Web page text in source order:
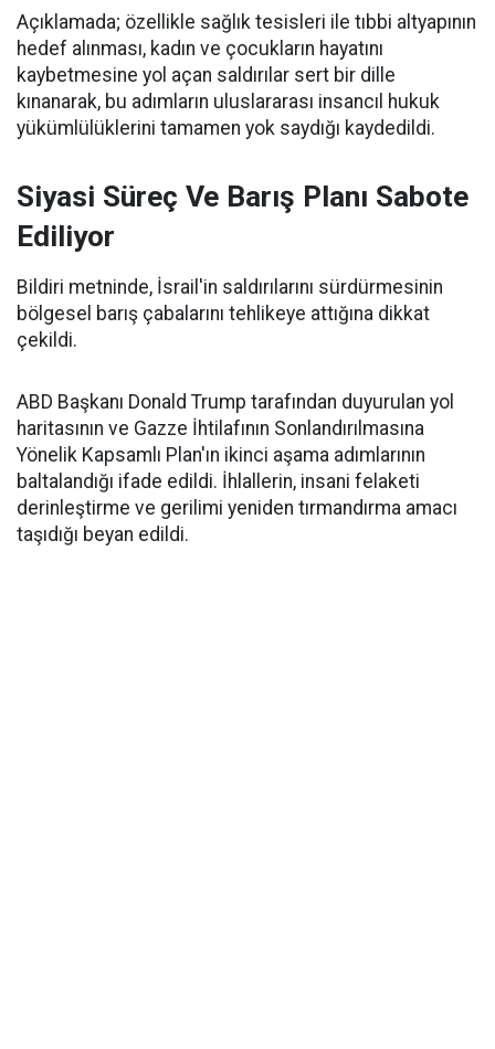
Açıklamada; özellikle sağlık tesisleri ile tıbbi altyapının
hedef alınması, kadın ve çocukların hayatını
kaybetmesine yol açan saldırılar sert bir dille
kınanarak, bu adımların uluslararası insancıl hukuk
yükümlülüklerini tamamen yok saydığı kaydedildi.
Siyasi Süreç Ve Barış Planı Sabote
Ediliyor
Bildiri metninde, İsrail'in saldırılarını sürdürmesinin
bölgesel barış çabalarını tehlikeye attığına dikkat
çekildi.
ABD Başkanı Donald Trump tarafından duyurulan yol
haritasının ve Gazze İhtilafının Sonlandırılmasına
Yönelik Kapsamlı Plan'ın ikinci aşama adımlarının
baltalandığı ifade edildi. İhlallerin, insani felaketi
derinleştirme ve gerilimi yeniden tırmandırma amacı
taşıdığı beyan edildi.